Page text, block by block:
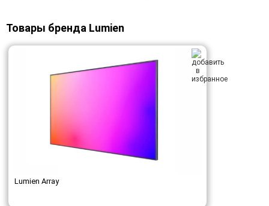
Товары бренда Lumien
Lumien Array